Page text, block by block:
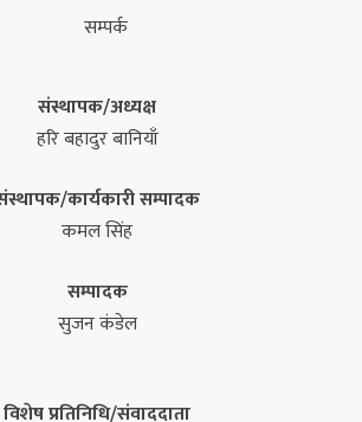
सम्पर्क
संस्थापक/अध्यक्ष
हरि बहादुर बानियाँ
कार्यकारी सम्पादक
कमल सिंह
सम्पादक
सुजन कंडेल
विशेष प्रतिनिधि/संवाददाता